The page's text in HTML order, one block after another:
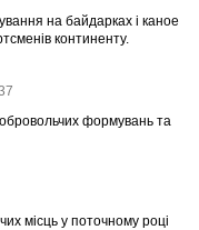
на байдарках і каное
континенту.
формувань та
місць у поточному році